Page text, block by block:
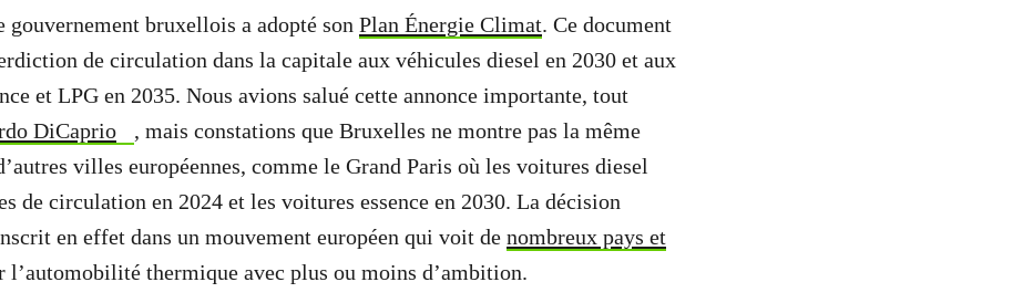
gouvernement bruxellois a adopté son Plan Énergie Climat. Ce document
de circulation dans la capitale aux véhicules diesel en 2030 et aux
et LPG en 2035. Nous avions salué cette annonce importante, tout
DiCaprio
, mais constations que Bruxelles ne montre pas la même
villes européennes, comme le Grand Paris où les voitures diesel
de circulation en 2024 et les voitures essence en 2030. La décision
en effet dans un mouvement européen qui voit de nombreux pays et
thermique avec plus ou moins d’ambition.